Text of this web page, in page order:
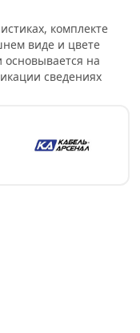
доставки
ПВС 2х0.75, 1
комплекте
виде и цвете
на
сведениях